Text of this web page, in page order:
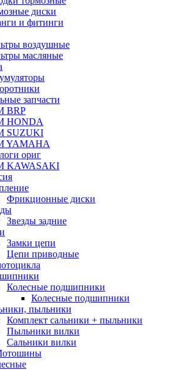
диски
и фитинги
воздушные
масляные
запчасти
BRP
HONDA
SUZUKI
YAMAHA
ориг
KAWASAKI
Фрикционные диски
Звезды задние
Замки цепи
Цепи приводные
Колесные подшипники
Колесные подшипники
пыльники
Комплект сальники + пыльники
Пыльники вилки
Сальники вилки